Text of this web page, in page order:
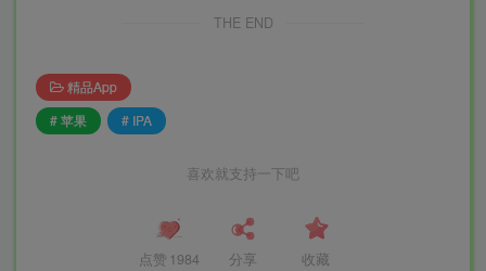
THE END
精品App
# 苹果
# IPA
喜欢就支持一下吧
点赞 1984 分享 收藏